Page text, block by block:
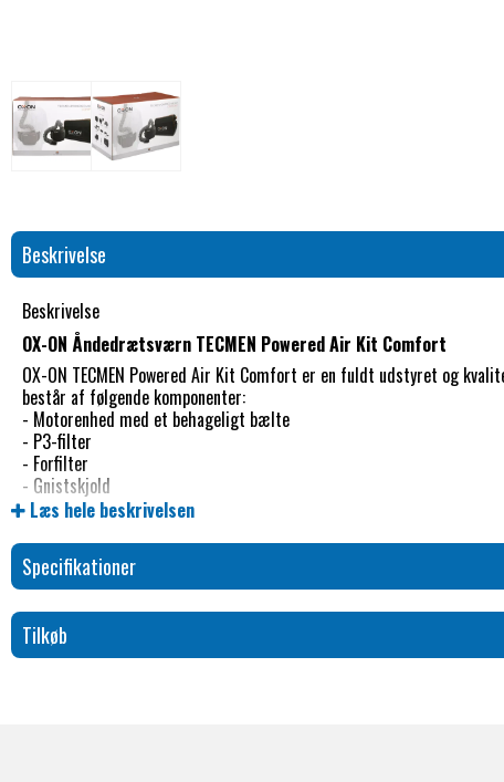
Beskrivelse
Beskrivelse
OX-ON Åndedrætsværn TECMEN Powered Air Kit Comfort
OX-ON TECMEN Powered Air Kit Comfort er en fuldt udstyret og
består af følgende komponenter:
- Motorenhed med et behageligt bælte
- P3-filter
- Forfilter
- Gnistskjold
- Selvjusterende luftslange
- Batteri
- Batterioplader
- Luftstrømsmåler
- Opbevaringstaske
Denne enhed er designet med henblik på at være let og ergonomisk,
Læs hele beskrivelsen
Specifikationer
Tilkøb